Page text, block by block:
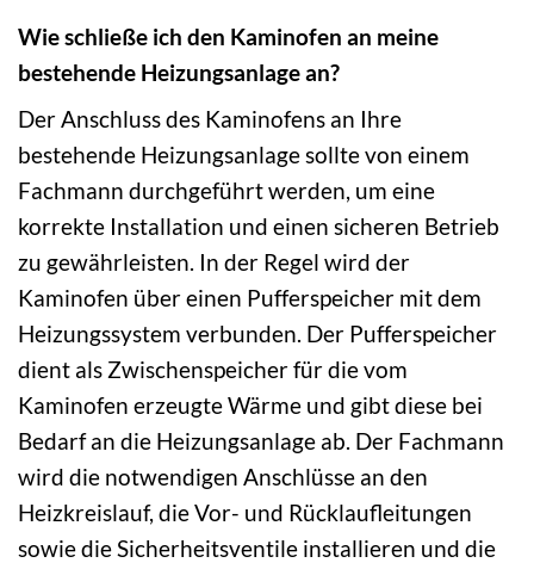
Wie schließe ich den Kaminofen an meine
bestehende Heizungsanlage an?
Der Anschluss des Kaminofens an Ihre
bestehende Heizungsanlage sollte von einem
Fachmann durchgeführt werden, um eine
korrekte Installation und einen sicheren Betrieb
zu gewährleisten. In der Regel wird der
Kaminofen über einen Pufferspeicher mit dem
Heizungssystem verbunden. Der Pufferspeicher
dient als Zwischenspeicher für die vom
Kaminofen erzeugte Wärme und gibt diese bei
Bedarf an die Heizungsanlage ab. Der Fachmann
wird die notwendigen Anschlüsse an den
Heizkreislauf, die Vor- und Rücklaufleitungen
sowie die Sicherheitsventile installieren und die